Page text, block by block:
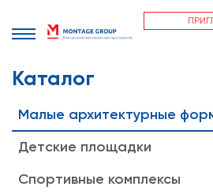
Каталог
Малые архитектурные
Детские площадки
Спортивные комплексы